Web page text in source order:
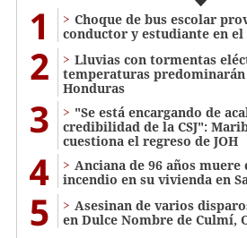
1
Choque de bus escolar
conductor y estudiante en
2
Lluvias con tormentas
temperaturas predominarán
Honduras
3
"Se está encargando de
credibilidad de la CSJ":
cuestiona el regreso de JOH
4
Anciana de 96 años
incendio en su vivienda en
5
Asesinan de varios
en Dulce Nombre de Culmí,